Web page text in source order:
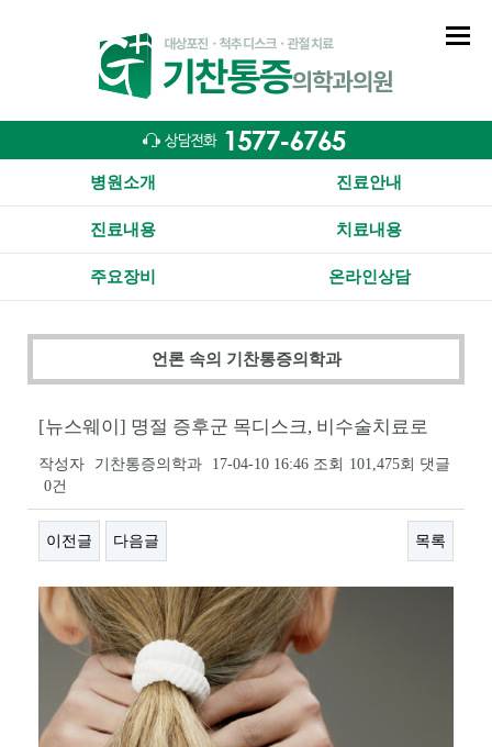
병원소개 진료안내
진료내용 치료내용
주요장비 온라인상담
언론 속의 기찬통증의학과
[뉴스웨이] 명절 증후군 목디스크, 비수술치료로
작성자 기찬통증의학과 17-04-10 16:46 조회 101,475회 댓글
0건
이전글 다음글 목록
본문